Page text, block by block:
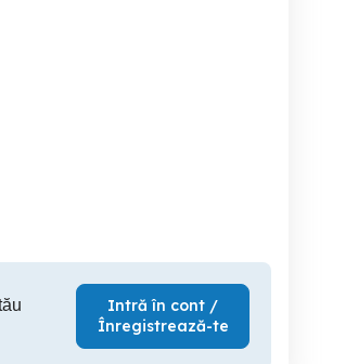
Intră în cont /
Înregistrează-te